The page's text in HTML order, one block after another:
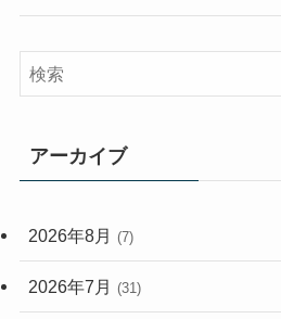
(33)
(248)
アーカイブ
2026年8月 (7)
2026年7月 (31)